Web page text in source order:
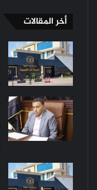
أخر المقالات